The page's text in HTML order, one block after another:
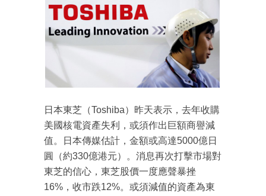
日本東芝（Toshiba）昨天表示，去年收購
美國核電資產失利，或須作出巨額商譽減
值。日本傳媒估計，金額或高達5000億日
圓（約330億港元）。消息再次打擊市場對
東芝的信心，東芝股價一度應聲暴挫
16%，收市跌12%。或須減值的資產為東